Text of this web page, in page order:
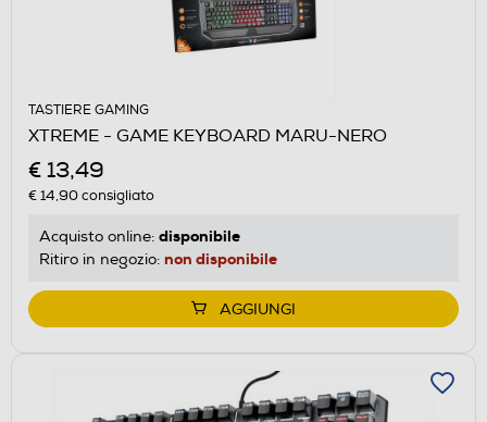
TASTIERE GAMING
XTREME - GAME KEYBOARD MARU-NERO
€ 13,49
€ 14,90consigliato
Acquisto online: disponibile
Ritiro in negozio: non disponibile
AGGIUNGI